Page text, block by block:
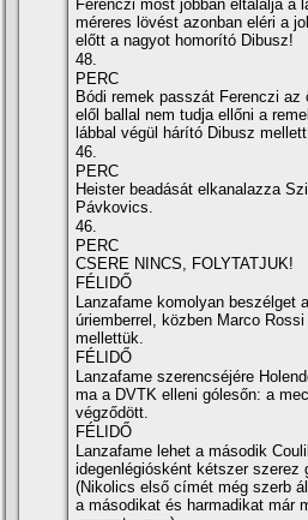
Ferenczi most jobban eltalálja a
méreres lövést azonban eléri a
előtt a nagyot homorí­tó Dibusz!
48.
PERC
Bódi remek passzát Ferenczi az
elől ballal nem tudja ellőni a
lábbal végül hárí­tó Dibusz
46.
PERC
Heister beadását elkanalazza
Pávkovics.
46.
PERC
CSERE NINCS, FOLYTATJUK!
FÉLIDŐ
Lanzafame komolyan beszélget
úriemberrel, közben Marco
mellettük.
FÉLIDŐ
Lanzafame szerencséjére
ma a DVTK elleni gólesőn: a
végződött.
FÉLIDŐ
Lanzafame lehet a második
idegenlégiósként kétszer szerez
(Nikolics első cí­mét még szerb
a másodikat és harmadikat már